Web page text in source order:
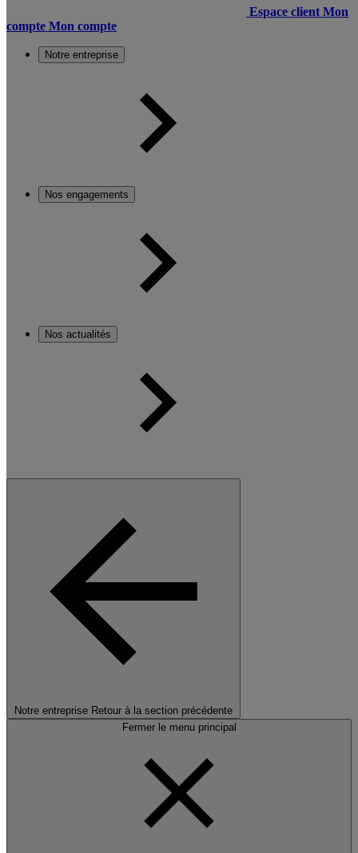
Espace client Mon
compte Mon compte
Notre entreprise
Nos engagements
Nos actualités
Notre entreprise Retour à la section précédente
Fermer le menu principal